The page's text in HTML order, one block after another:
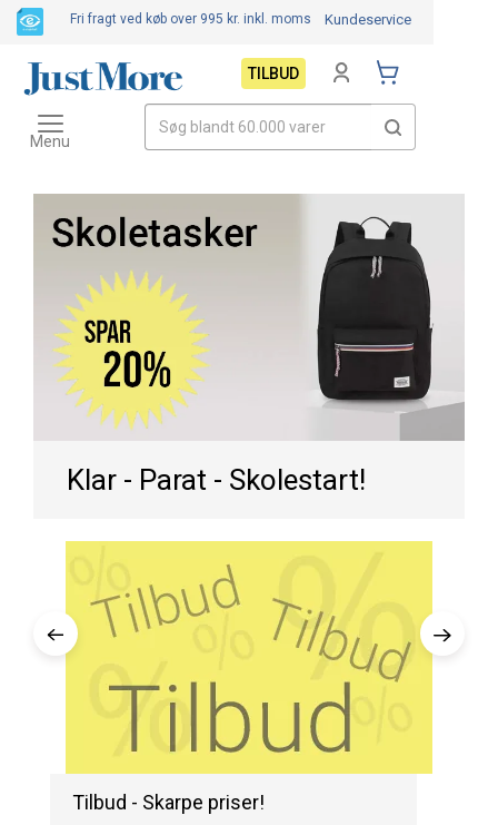
Klar - Parat - Skolestart!
Tilbud - Skarpe priser!
Fri fragt ved køb over 995 kr. inkl. moms Kundeservice
TILBUD
Toggle
navigation
Menu